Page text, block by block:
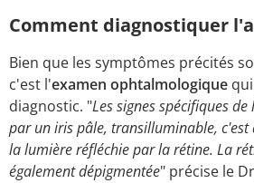
Comment diagnostiquer
Bien que les symptômes précités
c'est l'examen ophtalmologique
diagnostic. "Les signes spécifiques
par un iris pâle, transilluminable, c'est
la lumière réfléchie par la rétine. La
également dépigmentée" précise le